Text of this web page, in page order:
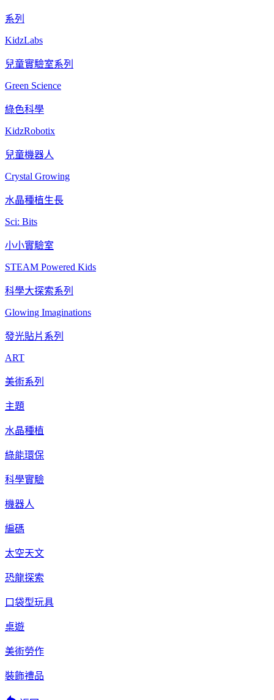
系列
KidzLabs
兒童實驗室系列
Green Science
綠色科學
KidzRobotix
兒童機器人
Crystal Growing
水晶種植生長
Sci: Bits
小小實驗室
STEAM Powered Kids
科學大探索系列
Glowing Imaginations
發光貼片系列
ART
美術系列
主題
水晶種植
綠能環保
科學實驗
機器人
編碼
太空天文
恐龍探索
口袋型玩具
桌遊
美術勞作
裝飾禮品